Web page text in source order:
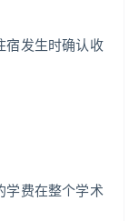
宿发生时确认收
学费在整个学术